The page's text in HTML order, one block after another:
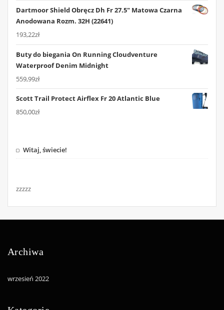
Dartmoor Shield Obręcz Dh Fr 27.5" Matowa Czarna
Anodowana Rozm. 32H (22641)
193,22zł
Buty do biegania On Running Cloudventure
Waterproof Denim Midnight
559,99zł
Scott Trail Protect Airflex Fr 20 Atlantic Blue
850,00zł
Witaj, świecie!
zzzzz
Archiwa
wrzesień 2022